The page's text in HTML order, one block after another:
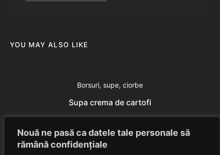
Nouă ne pasă ca datele tale personale să
rămână confidențiale
YOU MAY ALSO LIKE
Borsuri, supe, ciorbe
Supa crema de cartofi
Eduard Nedelcu July 24, 2014